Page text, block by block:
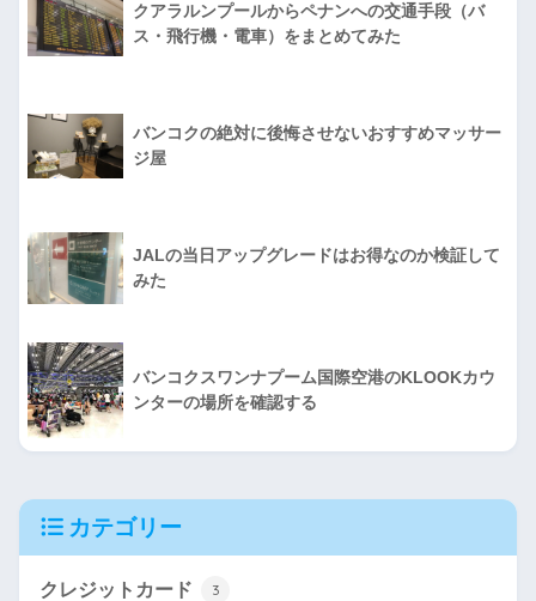
クアラルンプールからペナンへの交通手段（バ
ス・飛行機・電車）をまとめてみた
バンコクの絶対に後悔させないおすすめマッサー
ジ屋
JALの当日アップグレードはお得なのか検証して
みた
バンコクスワンナプーム国際空港のKLOOKカウ
ンターの場所を確認する
カテゴリー
クレジットカード 3